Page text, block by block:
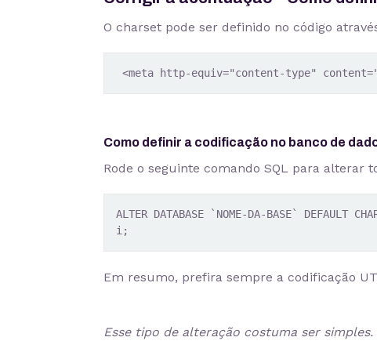
O charset pode ser definido no código
<meta http-equiv="content-type"
Como definir a codificação no banco de
Rode o seguinte comando SQL para alterar
ALTER DATABASE `NOME-DA-BASE` DEFAULT
Em resumo, prefira sempre a codificação
Esse tipo de alteração costuma ser